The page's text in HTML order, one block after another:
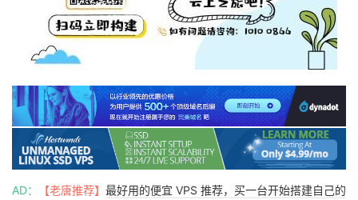
AD： 【老唐推荐】 最好用的便宜 VPS 推荐，买一台开始搭建自己的